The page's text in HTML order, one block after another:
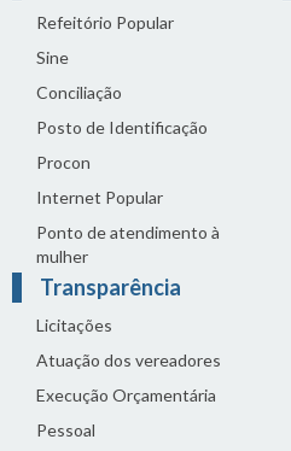
Refeitório Popular
Sine
Conciliação
Posto de Identificação
Procon
Internet Popular
Ponto de atendimento à
mulher
Transparência
Licitações
Atuação dos vereadores
Execução Orçamentária
Pessoal